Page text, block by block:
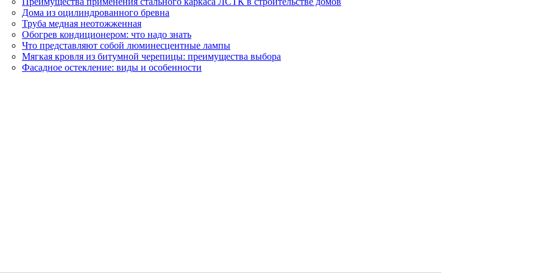
Дома из оцилиндрованного бревна
Труба медная неотожженная
Обогрев кондиционером: что надо знать
Что представляют собой люминесцентные лампы
Мягкая кровля из битумной черепицы: преимущества выбора
Фасадное остекление: виды и особенности